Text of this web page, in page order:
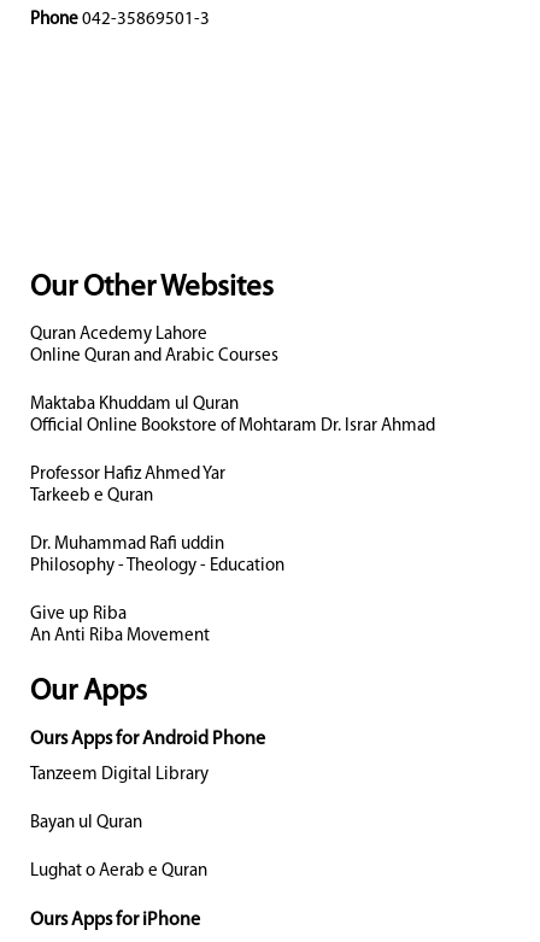
Phone 042-35869501-3
Our Other Websites
Quran Acedemy Lahore
Online Quran and Arabic Courses
Maktaba Khuddam ul Quran
Official Online Bookstore of Mohtaram Dr. Israr Ahmad
Professor Hafiz Ahmed Yar
Tarkeeb e Quran
Dr. Muhammad Rafi uddin
Philosophy - Theology - Education
Give up Riba
An Anti Riba Movement
Our Apps
Ours Apps for Android Phone
Tanzeem Digital Library
Bayan ul Quran
Lughat o Aerab e Quran
Ours Apps for iPhone